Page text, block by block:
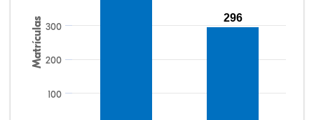
Matrículas
100
200
300
296